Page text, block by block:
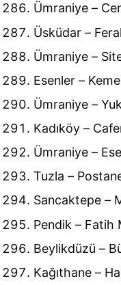
Ümraniye –
Üsküdar –
Ümraniye –
Esenler –
Ümraniye –
Kadıköy –
Ümraniye –
Tuzla –
Sancaktepe –
Pendik – Fatih
Beylikdüzü –
Kağıthane –